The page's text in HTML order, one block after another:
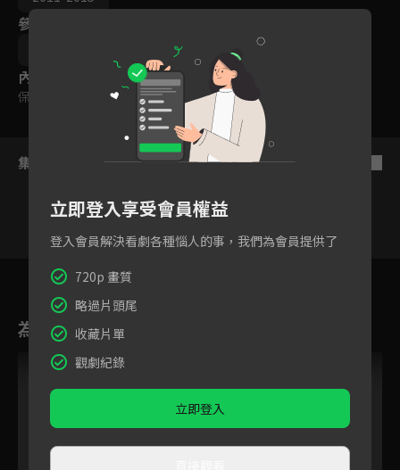
參與演員
內容標籤
保護級
集數列表
141 142
為您推薦
立即登入享受會員權益
登入會員解決看劇各種惱人的事，我們為會員提供了
720p 畫質
略過片頭尾
收藏片單
觀劇紀錄
立即登入